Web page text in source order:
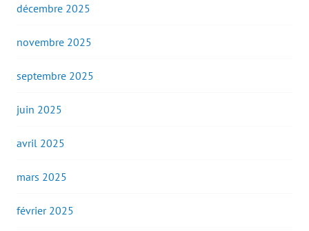
décembre 2025
novembre 2025
septembre 2025
juin 2025
avril 2025
mars 2025
février 2025